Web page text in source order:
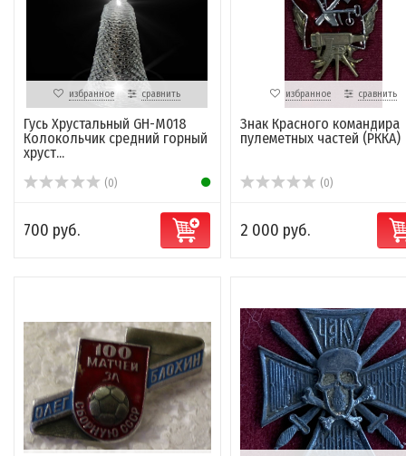
избранное сравнить
Гусь Хрустальный GH-M018
Колокольчик средний горный
хруст...
(0)
700 руб.
избранное сравнить
Знак Красного командира
пулеметных частей (РККА)
(0)
2 000 руб.